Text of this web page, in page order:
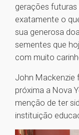
gerações futuras
exatamente o
sua generosa
sementes que
com muito
John Mackenzie
próxima a Nova
menção de ter
instituição